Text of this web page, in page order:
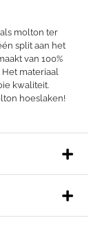
molton ter
split aan het
van 100%
materiaal
kwaliteit.
hoeslaken!